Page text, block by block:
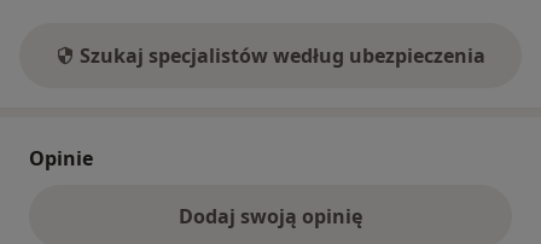
Szukaj specjalistów według ubezpieczenia
Opinie
Dodaj swoją opinię